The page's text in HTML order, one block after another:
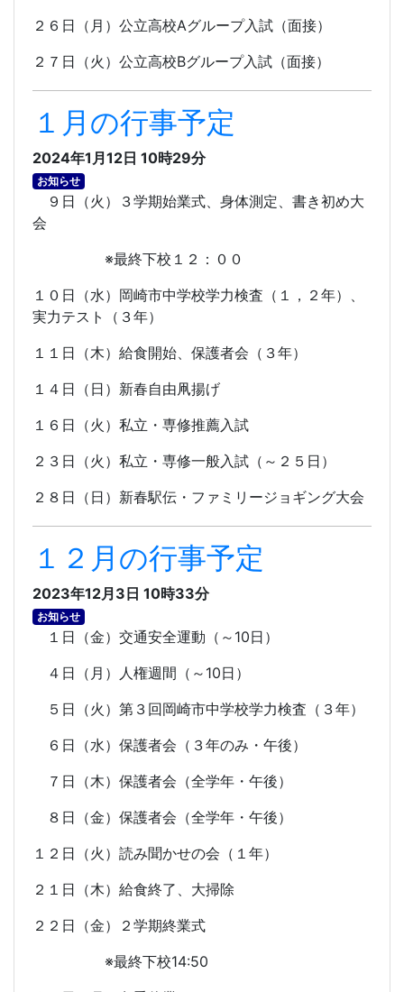
２６日（月）公立高校Aグループ入試（面接）
２７日（火）公立高校Bグループ入試（面接）
１月の行事予定
2024年1月12日 10時29分
お知らせ
９日（火）３学期始業式、身体測定、書き初め大
会
※最終下校１２：００
１０日（水）岡崎市中学校学力検査（１，２年）、
実力テスト（３年）
１１日（木）給食開始、保護者会（３年）
１４日（日）新春自由凧揚げ
１６日（火）私立・専修推薦入試
２３日（火）私立・専修一般入試（～２５日）
２８日（日）新春駅伝・ファミリージョギング大会
１２月の行事予定
2023年12月3日 10時33分
お知らせ
１日（金）交通安全運動（～ 10日）
４日（月）人権週間（～ 10日）
５日（火）第３回岡崎市中学校学力検査（３年）
６日（水）保護者会（３年のみ・午後）
７日（木）保護者会（全学年・午後）
８日（金）保護者会（全学年・午後）
１２日（火）読み聞かせの会（１年）
２１日（木）給食終了、大掃除
２２日（金）２学期終業式
※最終下校14:50